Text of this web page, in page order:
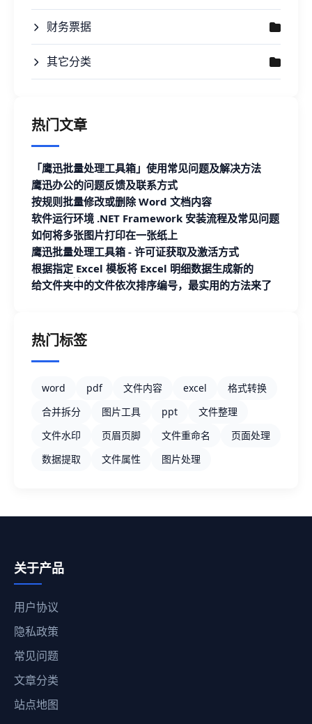
财务票据
其它分类
热门文章
「鹰迅批量处理工具箱」使用常见问题及解决方法
鹰迅办公的问题反馈及联系方式
按规则批量修改或删除 Word 文档内容
软件运行环境 .NET Framework 安装流程及常见问题
如何将多张图片打印在一张纸上
鹰迅批量处理工具箱 - 许可证获取及激活方式
根据指定 Excel 模板将 Excel 明细数据生成新的
Excel 文档
给文件夹中的文件依次排序编号，最实用的方法来了
热门标签
word pdf 文件内容 excel
格式转换
合并拆分
图片工具 ppt
文件整理
文件水印
页眉页脚 文件重命名
页面处理
数据提取
文件属性 图片处理
关于产品
用户协议
隐私政策
常见问题
文章分类
站点地图